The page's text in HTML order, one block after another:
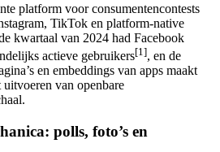
platform voor consumentencontests
TikTok en platform-native
kwartaal van 2024 had Facebook
actieve gebruikers[1], en de
en embeddings van apps maakt
van openbare
polls, foto’s en